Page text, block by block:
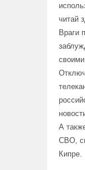
читай
Враги
А
СВО,
Кипре.